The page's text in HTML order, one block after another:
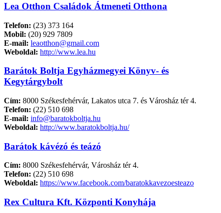
Lea Otthon Családok Átmeneti Otthona
Telefon: (23) 373 164
Mobil: (20) 929 7809
E-mail: leaotthon@gmail.com
Weboldal: http://www.lea.hu
Barátok Boltja Egyházmegyei Könyv- és
Kegytárgybolt
Cím: 8000 Székesfehérvár, Lakatos utca 7. és Városház tér 4.
Telefon: (22) 510 698
E-mail: info@baratokboltja.hu
Weboldal: http://www.baratokboltja.hu/
Barátok kávézó és teázó
Cím: 8000 Székesfehérvár, Városház tér 4.
Telefon: (22) 510 698
Weboldal: https://www.facebook.com/baratokkavezoesteazo
Rex Cultura Kft. Központi Konyhája